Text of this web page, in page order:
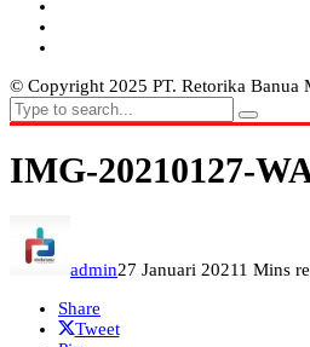
© Copyright 2025 PT. Retorika Banua
IMG-20210127-
admin27 Januari 20211 Mins
Share
Tweet